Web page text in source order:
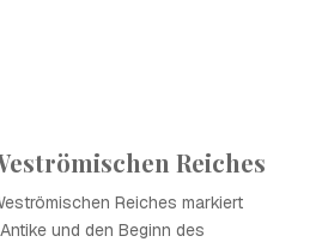
Reiches
Reiches markiert
und den Beginn des